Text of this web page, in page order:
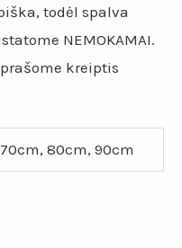
todėl spalva
NEMOKAMAI.
kreiptis
80cm, 90cm